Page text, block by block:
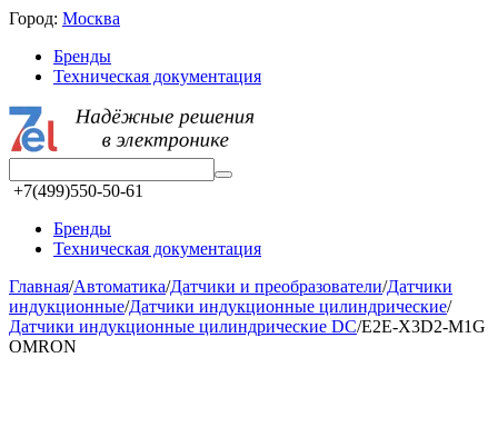
Город: Москва
Бренды
Техническая документация
+7(499)550-50-61
Бренды
Техническая документация
Главная/Автоматика/Датчики и преобразователи/Датчики
индукционные/Датчики индукционные цилиндрические/
Датчики индукционные цилиндрические DC/E2E-X3D2-M1G
OMRON